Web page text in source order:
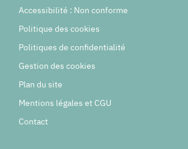
Accessibilité : Non conforme
Politique des cookies
Politiques de confidentialité
Gestion des cookies
Plan du site
Mentions légales et CGU
Contact